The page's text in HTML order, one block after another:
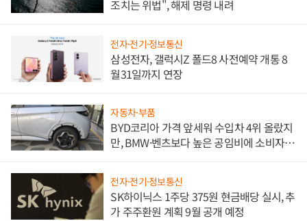
조치는 위법", 해제 명령 내려
전자·전기·정보통신
삼성전자, 갤럭시Z 폴드8 사전예약 개통 8
월31일까지 연장
자동차·부품
BYD코리아 가격 앞세워 수입차 4위 올랐지
만, BMW·벤츠보다 높은 공임비에 소비자
전자·전기·정보통신
SK하이닉스 1주당 375원 현금배당 실시, 추
가 주주환원 계획 9월 공개 예정